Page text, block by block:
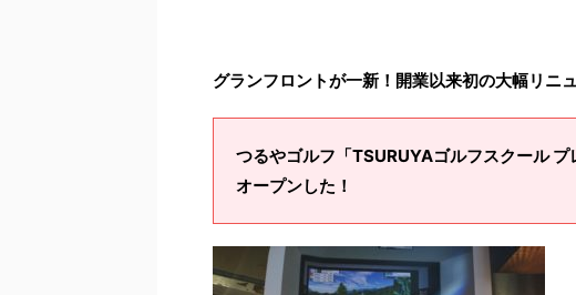
グランフロントが一新！開業以来初の大幅リニ
つるやゴルフ「TSURUYAゴルフスクール
オープンした！